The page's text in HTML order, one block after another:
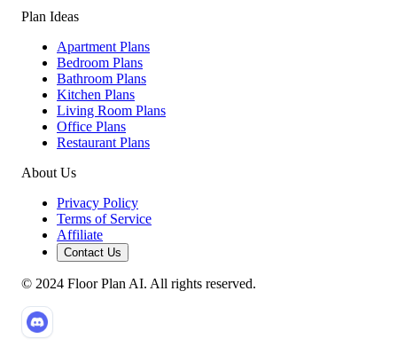
Plan Ideas
Apartment Plans
Bedroom Plans
Bathroom Plans
Kitchen Plans
Living Room Plans
Office Plans
Restaurant Plans
About Us
Privacy Policy
Terms of Service
Affiliate
Contact Us
© 2024 Floor Plan AI. All rights reserved.